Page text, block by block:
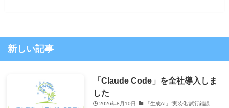
新しい記事
「Claude Code」を全社導入しま
した
2026年8月10日 「生成AI」”実装化”試行錯誤